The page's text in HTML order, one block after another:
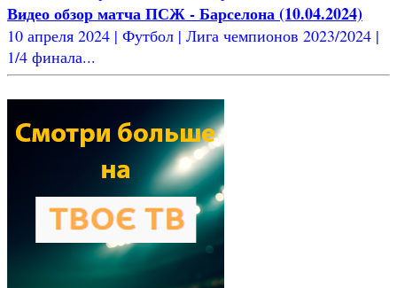
Видео обзор матча ПСЖ - Барселона (10.04.2024)
10 апреля 2024 | Футбол | Лига чемпионов 2023/2024 |
1/4 финала...